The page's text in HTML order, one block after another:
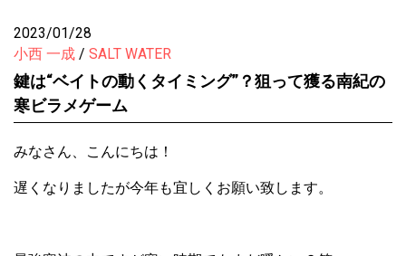
2023/01/28
小西 一成
SALT WATER
鍵は“ベイトの動くタイミング”？狙って獲る南紀の
寒ビラメゲーム
みなさん、こんにちは！
遅くなりましたが今年も宜しくお願い致します。